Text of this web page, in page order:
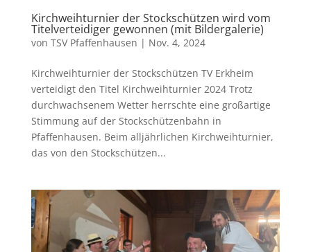
Kirchweihturnier der Stockschützen wird vom
Titelverteidiger gewonnen (mit Bildergalerie)
von TSV Pfaffenhausen | Nov. 4, 2024
Kirchweihturnier der Stockschützen TV Erkheim
verteidigt den Titel Kirchweihturnier 2024 Trotz
durchwachsenem Wetter herrschte eine großartige
Stimmung auf der Stockschützenbahn in
Pfaffenhausen. Beim alljährlichen Kirchweihturnier,
das von den Stockschützen...